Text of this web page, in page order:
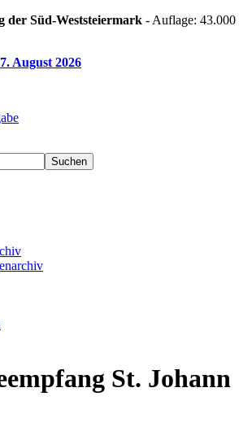
der Süd-Weststeiermark - Auflage: 43.000
August 2026
Suchen
St. Johann